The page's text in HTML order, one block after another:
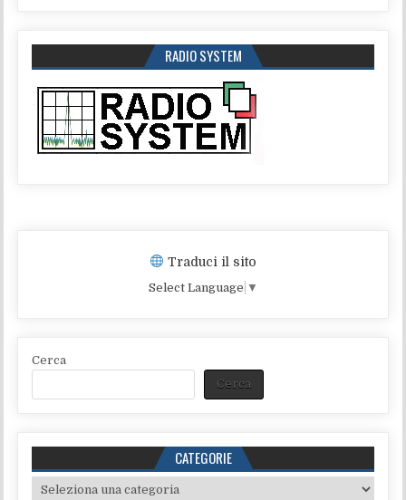
RADIO SYSTEM
Traduci il sito
Select Language ▼
Cerca
Cerca
CATEGORIE
Categorie